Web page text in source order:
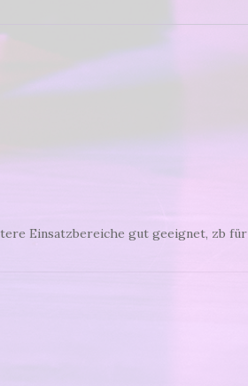
Einsatzbereiche gut geeignet, zb für